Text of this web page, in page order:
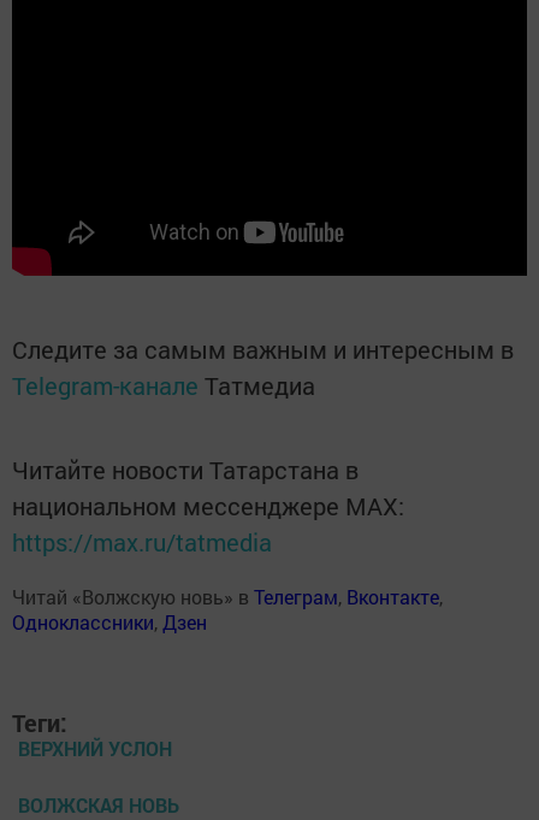
Следите за самым важным и интересным в
Telegram-канале Татмедиа
Читайте новости Татарстана в
национальном мессенджере MАХ:
https://max.ru/tatmedia
Читай «Волжскую новь» в Телеграм, Вконтакте,
Одноклассники, Дзен
Теги:
ВЕРХНИЙ УСЛОН
ВОЛЖСКАЯ НОВЬ